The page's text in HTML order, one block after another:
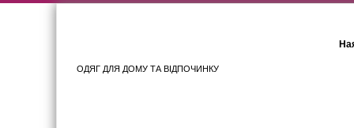
ОДЯГ ДЛЯ ДОМУ ТА ВІДПОЧИНКУ